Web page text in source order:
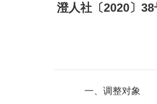
澄人社〔2020〕
一、调整对象